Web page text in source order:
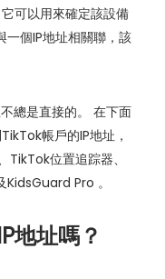
可以用來確定該設備
個IP地址相關聯，該
總是直接的。 在下面
帳戶的IP地址，
位置追踪器、
Pro 。
地址嗎？